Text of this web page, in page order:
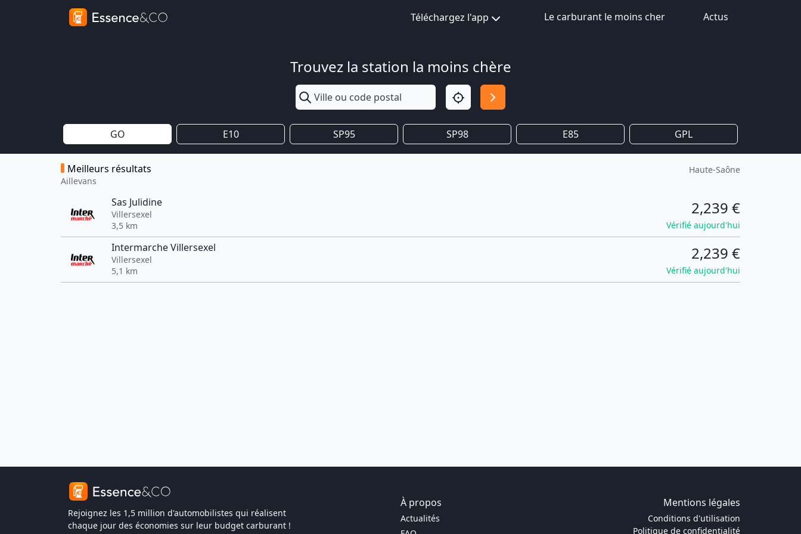
Téléchargez l'app Le carburant le moins cher Actus
Trouvez la station la moins chère
GO E10 SP95 SP98 E85 GPL
Meilleurs résultats
Aillevans
Haute-Saône
Sas Julidine
Villersexel
3,5 km
2,239 €
Vérifié aujourd'hui
Intermarche Villersexel
Villersexel
5,1 km
2,239 €
Vérifié aujourd'hui
Rejoignez les 1,5 million d'automobilistes qui réalisent
chaque jour des économies sur leur budget carburant !
À propos Mentions légales
Actualités
Conditions d'utilisation
Politique de confidentialité